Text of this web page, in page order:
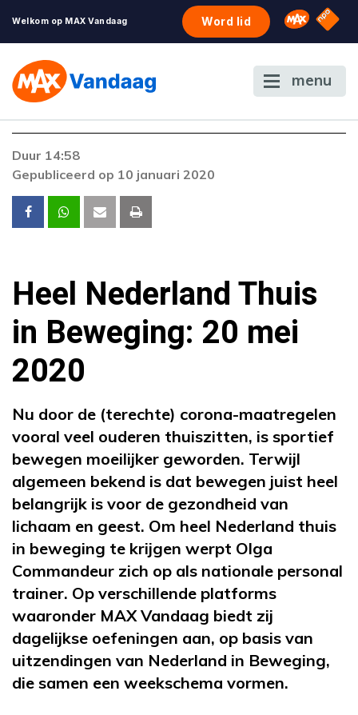
Welkom op MAX Vandaag Word lid Omroep
NPO
menu
Duur 14:58
Gepubliceerd op 10 januari 2020
Heel Nederland Thuis
in Beweging: 20 mei
2020
Nu door de (terechte) corona-maatregelen
vooral veel ouderen thuiszitten, is sportief
bewegen moeilijker geworden. Terwijl
algemeen bekend is dat bewegen juist heel
belangrijk is voor de gezondheid van
lichaam en geest. Om heel Nederland thuis
in beweging te krijgen werpt Olga
Commandeur zich op als nationale personal
trainer. Op verschillende platforms
waaronder MAX Vandaag biedt zij
dagelijkse oefeningen aan, op basis van
uitzendingen van Nederland in Beweging,
die samen een weekschema vormen.